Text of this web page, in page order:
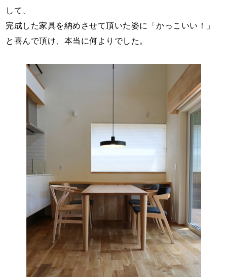
して、
完成した家具を納めさせて頂いた姿に「かっこいい！」
と喜んで頂け、本当に何よりでした。